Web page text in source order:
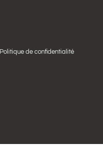
Politique de confidentialité